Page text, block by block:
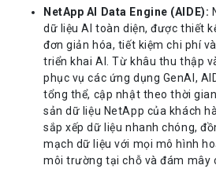
NetApp AI Data Engine (AIDE):
dữ liệu AI toàn diện, được thiết
đơn giản hóa, tiết kiệm chi phí
triển khai AI. Từ khâu thu thập
phục vụ các ứng dụng GenAI,
tổng thể, cập nhật theo thời
sản dữ liệu NetApp của khách
sắp xếp dữ liệu nhanh chóng,
mạch dữ liệu với mọi mô hình
môi trường tại chỗ và đám mây